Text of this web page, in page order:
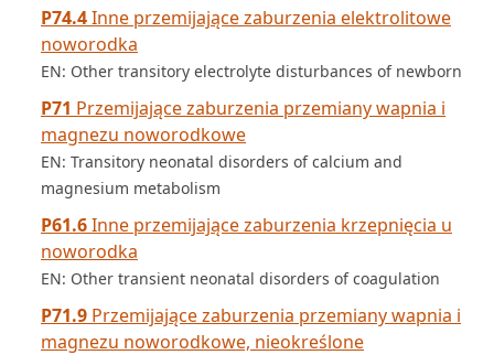
P74.4Inne przemijające zaburzenia elektrolitowe
noworodka
EN: Other transitory electrolyte disturbances of newborn
P71 Przemijające zaburzenia przemiany wapnia i
magnezu noworodkowe
EN: Transitory neonatal disorders of calcium and
magnesium metabolism
P61.6Inne przemijające zaburzenia krzepnięcia u
noworodka
EN: Other transient neonatal disorders of coagulation
P71.9 Przemijające zaburzenia przemiany wapnia i
magnezu noworodkowe, nieokreślone